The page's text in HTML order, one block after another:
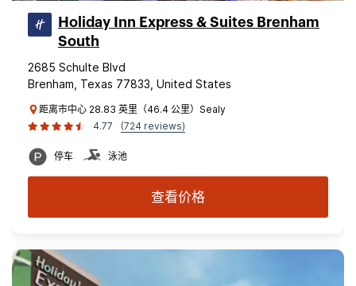
Holiday Inn Express & Suites Brenham
South
2685 Schulte Blvd
Brenham, Texas 77833, United States
距离市中心 28.83 英里（46.4 公里）Sealy
4.77
(724 reviews)
停车 泳池
查看价格